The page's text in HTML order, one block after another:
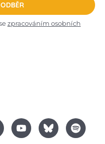
zpracováním osobních